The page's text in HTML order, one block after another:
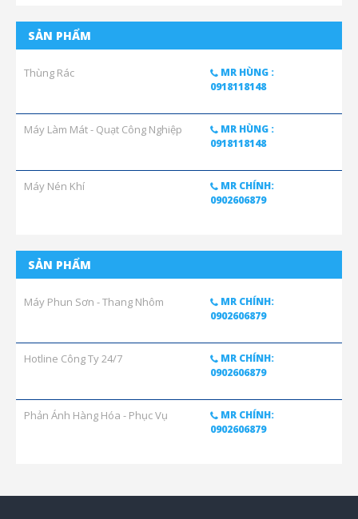
SẢN PHẨM
Thùng Rác
MR HÙNG :
0918118148
Máy Làm Mát - Quạt Công Nghiệp
MR HÙNG :
0918118148
Máy Nén Khí
MR CHÍNH:
0902606879
SẢN PHẨM
Máy Phun Sơn - Thang Nhôm
MR CHÍNH:
0902606879
Hotline Công Ty 24/7
MR CHÍNH:
0902606879
Phản Ánh Hàng Hóa - Phục Vụ
MR CHÍNH:
0902606879